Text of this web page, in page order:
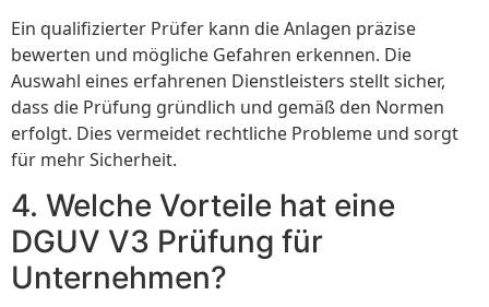
Ein qualifizierter Prüfer kann die Anlagen präzise
bewerten und mögliche Gefahren erkennen. Die
Auswahl eines erfahrenen Dienstleisters stellt sicher,
dass die Prüfung gründlich und gemäß den Normen
erfolgt. Dies vermeidet rechtliche Probleme und sorgt
für mehr Sicherheit.
4. Welche Vorteile hat eine
DGUV V3 Prüfung für
Unternehmen?